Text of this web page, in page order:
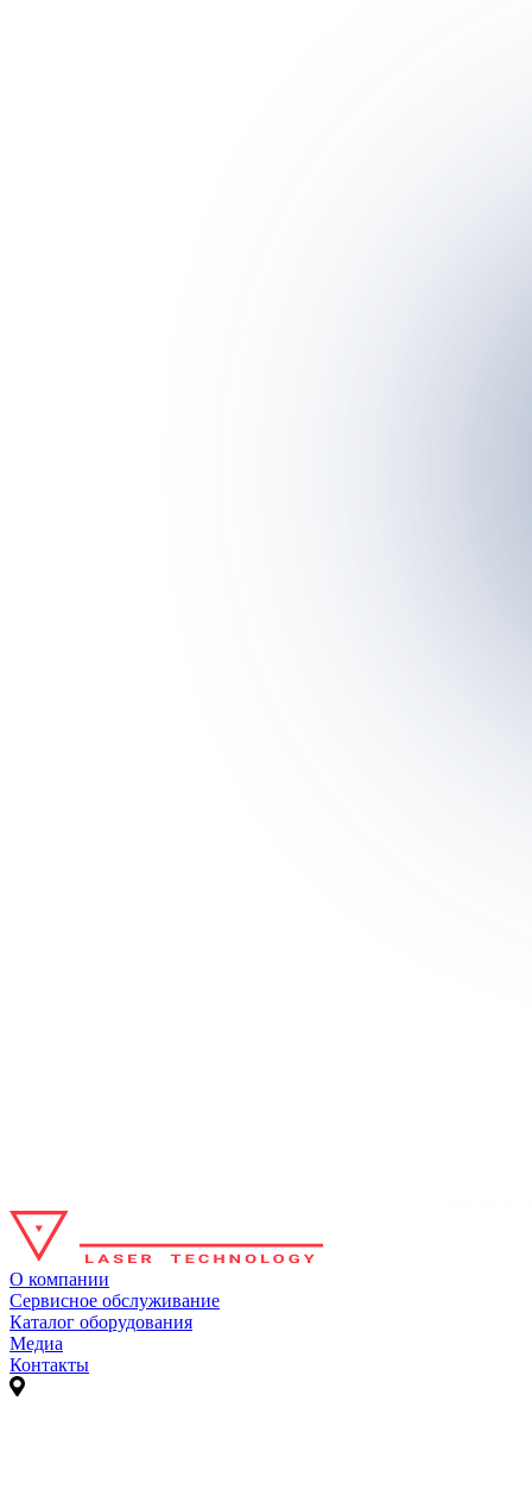
О компании
Сервисное обслуживание
Каталог оборудования
Медиа
Контакты